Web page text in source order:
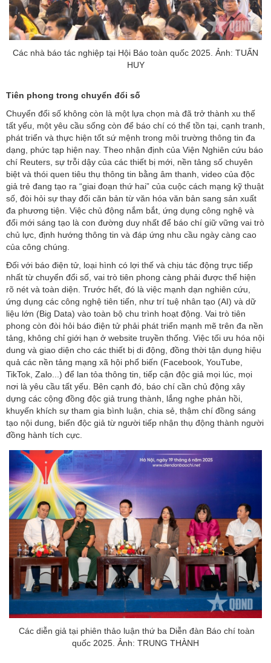
Các nhà báo tác nghiệp tại Hội Báo toàn quốc 2025. Ảnh: TUẤN
HUY
Tiên phong trong chuyển đổi số
Chuyển đổi số không còn là một lựa chọn mà đã trở thành xu thế
tất yếu, một yêu cầu sống còn để báo chí có thể tồn tại, cạnh tranh,
phát triển và thực hiện tốt sứ mệnh trong môi trường thông tin đa
dạng, phức tạp hiện nay. Theo nhận định của Viện Nghiên cứu báo
chí Reuters, sự trỗi dậy của các thiết bị mới, nền tảng số chuyên
biệt và thói quen tiêu thụ thông tin bằng âm thanh, video của độc
giả trẻ đang tạo ra “giai đoạn thứ hai” của cuộc cách mạng kỹ thuật
số, đòi hỏi sự thay đổi căn bản từ văn hóa văn bản sang sản xuất
đa phương tiện. Việc chủ động nắm bắt, ứng dụng công nghệ và
đổi mới sáng tạo là con đường duy nhất để báo chí giữ vững vai trò
chủ lực, định hướng thông tin và đáp ứng nhu cầu ngày càng cao
của công chúng.
Đối với báo điện tử, loại hình có lợi thế và chịu tác động trực tiếp
nhất từ chuyển đổi số, vai trò tiên phong càng phải được thể hiện
rõ nét và toàn diện. Trước hết, đó là việc mạnh dạn nghiên cứu,
ứng dụng các công nghệ tiên tiến, như trí tuệ nhân tạo (AI) và dữ
liệu lớn (Big Data) vào toàn bộ chu trình hoạt động. Vai trò tiên
phong còn đòi hỏi báo điện tử phải phát triển mạnh mẽ trên đa nền
tảng, không chỉ giới hạn ở website truyền thống. Việc tối ưu hóa nội
dung và giao diện cho các thiết bị di động, đồng thời tận dụng hiệu
quả các nền tảng mạng xã hội phổ biến (Facebook, YouTube,
TikTok, Zalo...) để lan tỏa thông tin, tiếp cận độc giả mọi lúc, mọi
nơi là yêu cầu tất yếu. Bên cạnh đó, báo chí cần chủ động xây
dựng các cộng đồng độc giả trung thành, lắng nghe phản hồi,
khuyến khích sự tham gia bình luận, chia sẻ, thậm chí đồng sáng
tạo nội dung, biến độc giả từ người tiếp nhận thụ động thành người
đồng hành tích cực.
Các diễn giả tại phiên thảo luận thứ ba Diễn đàn Báo chí toàn
quốc 2025. Ảnh: TRUNG THÀNH